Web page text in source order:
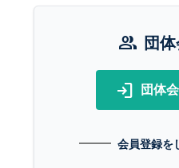
group 団
login 団体
会員登録を